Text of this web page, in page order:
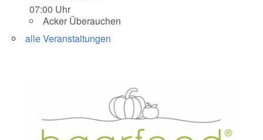
07:00 Uhr
Acker Überauchen
alle Veranstaltungen